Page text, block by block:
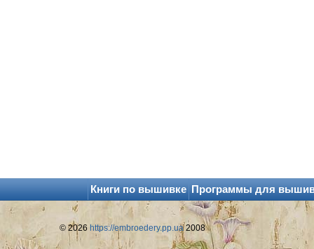
Книги по вышивке Программы для
© 2026 https://embroedery.pp.ua2008